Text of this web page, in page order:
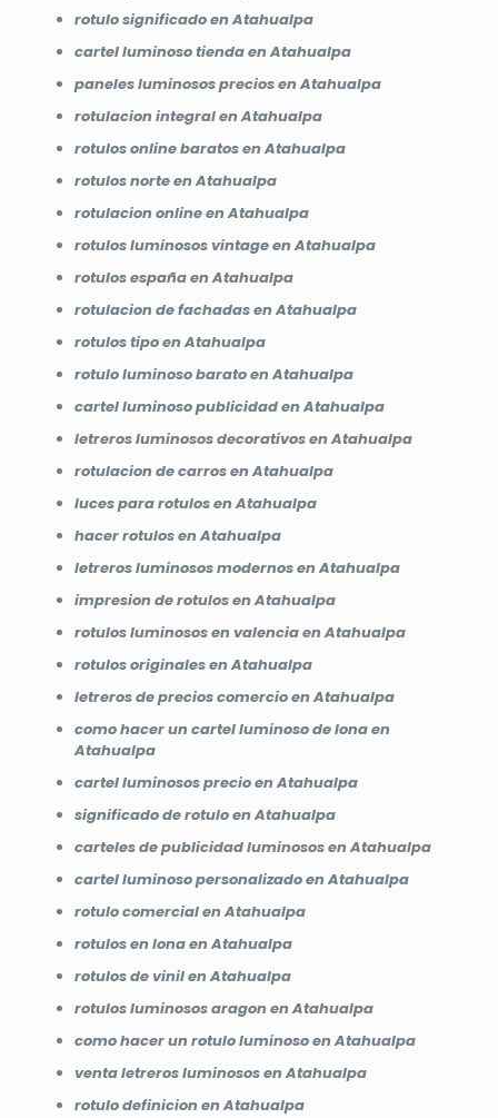
rotulo significado en Atahualpa
cartel luminoso tienda en Atahualpa
paneles luminosos precios en Atahualpa
rotulacion integral en Atahualpa
rotulos online baratos en Atahualpa
rotulos norte en Atahualpa
rotulacion online en Atahualpa
rotulos luminosos vintage en Atahualpa
rotulos españa en Atahualpa
rotulacion de fachadas en Atahualpa
rotulos tipo en Atahualpa
rotulo luminoso barato en Atahualpa
cartel luminoso publicidad en Atahualpa
letreros luminosos decorativos en Atahualpa
rotulacion de carros en Atahualpa
luces para rotulos en Atahualpa
hacer rotulos en Atahualpa
letreros luminosos modernos en Atahualpa
impresion de rotulos en Atahualpa
rotulos luminosos en valencia en Atahualpa
rotulos originales en Atahualpa
letreros de precios comercio en Atahualpa
como hacer un cartel luminoso de lona en
Atahualpa
cartel luminosos precio en Atahualpa
significado de rotulo en Atahualpa
carteles de publicidad luminosos en Atahualpa
cartel luminoso personalizado en Atahualpa
rotulo comercial en Atahualpa
rotulos en lona en Atahualpa
rotulos de vinil en Atahualpa
rotulos luminosos aragon en Atahualpa
como hacer un rotulo luminoso en Atahualpa
venta letreros luminosos en Atahualpa
rotulo definicion en Atahualpa